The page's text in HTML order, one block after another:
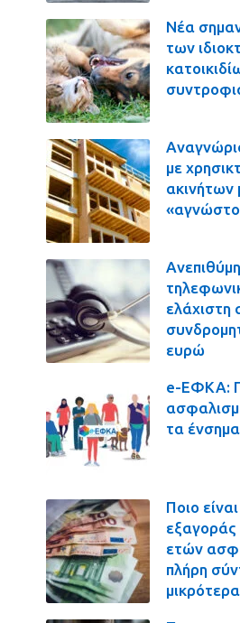
Νέα
των
με
ακινήτων
ελάχιστη
ευρώ
e-ΕΦΚΑ:
τα
Ποιο
ετών
πλήρη